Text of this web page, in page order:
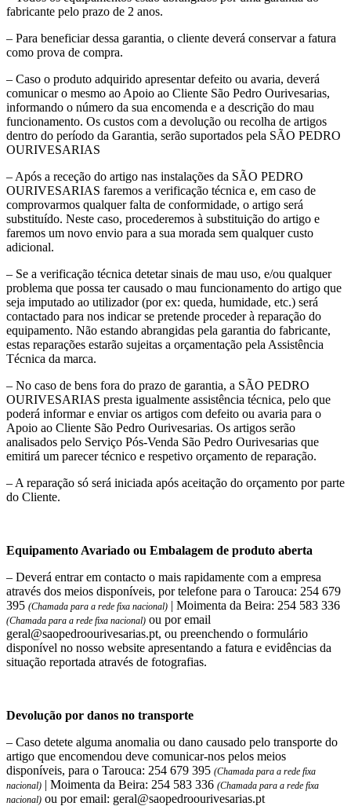
fabricante pelo prazo de 2 anos.
– Para beneficiar dessa garantia, o cliente deverá conservar a fatura
como prova de compra.
– Caso o produto adquirido apresentar defeito ou avaria, deverá
comunicar o mesmo ao Apoio ao Cliente São Pedro Ourivesarias,
informando o número da sua encomenda e a descrição do mau
funcionamento. Os custos com a devolução ou recolha de artigos
dentro do período da Garantia, serão suportados pela SÃO PEDRO
OURIVESARIAS
– Após a receção do artigo nas instalações da SÃO PEDRO
OURIVESARIAS faremos a verificação técnica e, em caso de
comprovarmos qualquer falta de conformidade, o artigo será
substituído. Neste caso, procederemos à substituição do artigo e
faremos um novo envio para a sua morada sem qualquer custo
adicional.
– Se a verificação técnica detetar sinais de mau uso, e/ou qualquer
problema que possa ter causado o mau funcionamento do artigo que
seja imputado ao utilizador (por ex: queda, humidade, etc.) será
contactado para nos indicar se pretende proceder à reparação do
equipamento. Não estando abrangidas pela garantia do fabricante,
estas reparações estarão sujeitas a orçamentação pela Assistência
Técnica da marca.
– No caso de bens fora do prazo de garantia, a SÃO PEDRO
OURIVESARIAS presta igualmente assistência técnica, pelo que
poderá informar e enviar os artigos com defeito ou avaria para o
Apoio ao Cliente São Pedro Ourivesarias. Os artigos serão
analisados pelo Serviço Pós-Venda São Pedro Ourivesarias que
emitirá um parecer técnico e respetivo orçamento de reparação.
– A reparação só será iniciada após aceitação do orçamento por parte
do Cliente.
Equipamento Avariado ou Embalagem de produto aberta
– Deverá entrar em contacto o mais rapidamente com a empresa
através dos meios disponíveis, por telefone para o Tarouca: 254 679
395 (Chamada para a rede fixa nacional) | Moimenta da Beira: 254 583 336
(Chamada para a rede fixa nacional) ou por email
geral@saopedroourivesarias.pt, ou preenchendo o formulário
disponível no nosso website apresentando a fatura e evidências da
situação reportada através de fotografias.
Devolução por danos no transporte
– Caso detete alguma anomalia ou dano causado pelo transporte do
artigo que encomendou deve comunicar-nos pelos meios
disponíveis, para o Tarouca: 254 679 395 (Chamada para a rede fixa
nacional) | Moimenta da Beira: 254 583 336 (Chamada para a rede fixa
nacional) ou por email: geral@saopedroourivesarias.pt